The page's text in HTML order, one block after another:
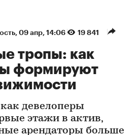
09 апр, 14:06 19 841
тропы: как
формируют
девелоперы
этажи в актив,
арендаторы больше